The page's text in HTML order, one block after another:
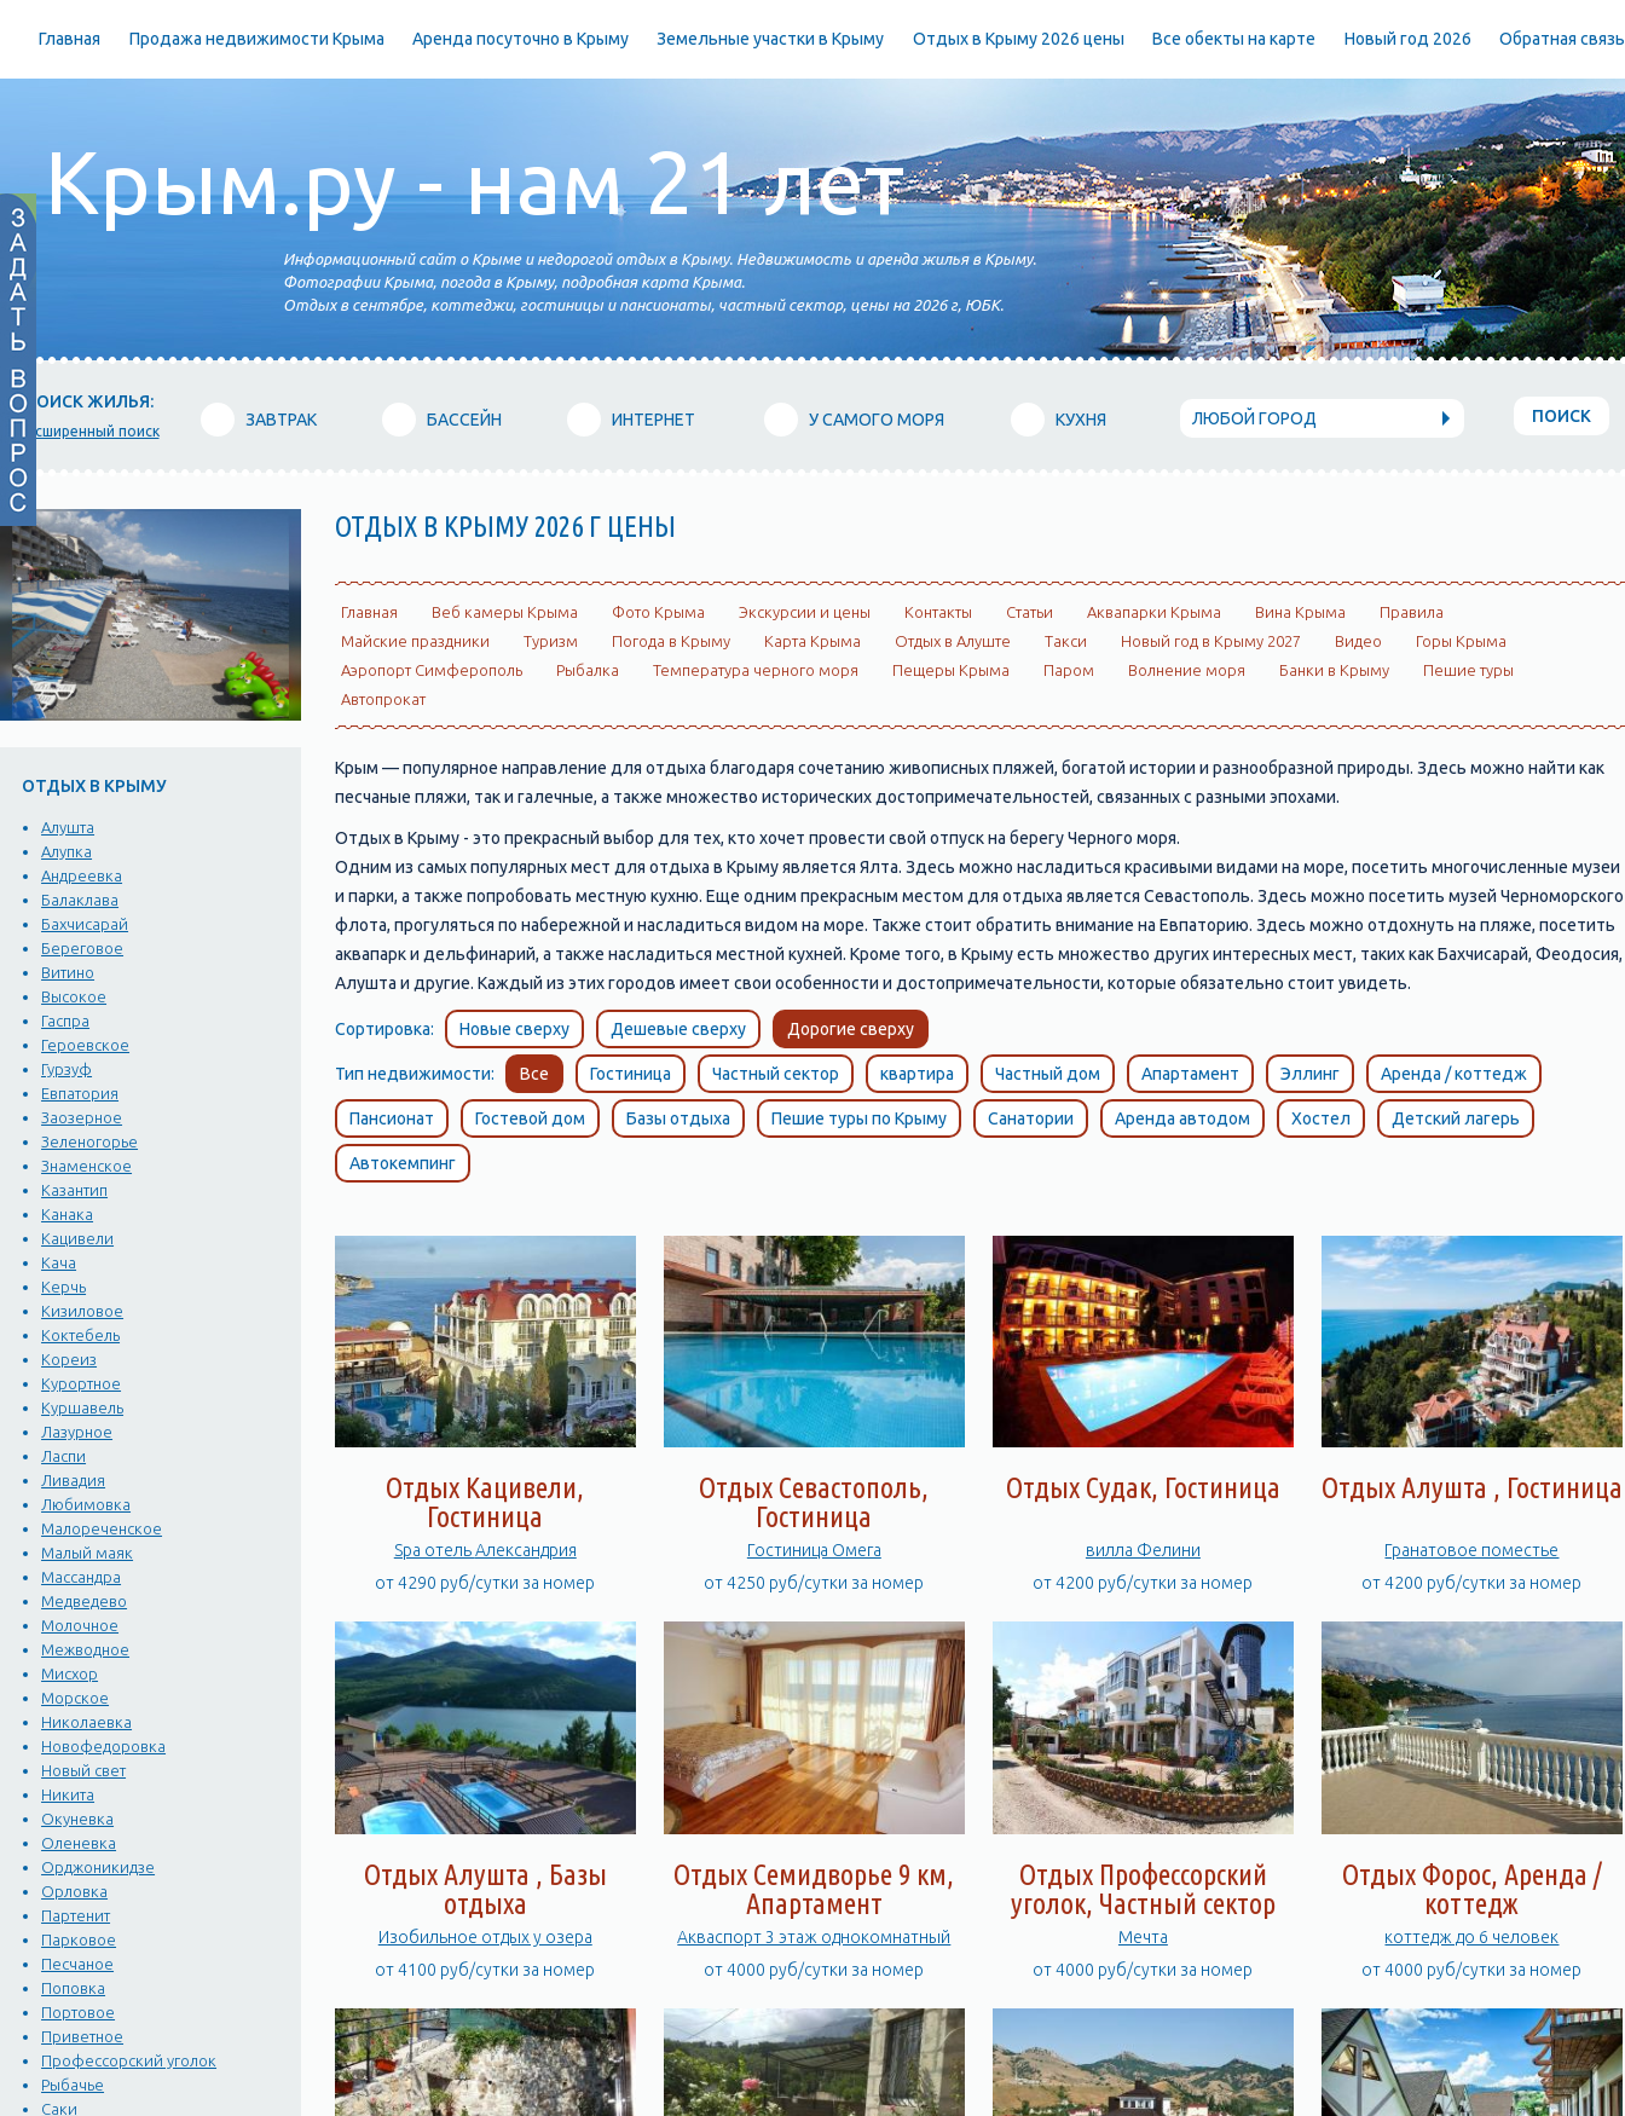
Главная Продажа недвижимости Крыма Аренда посуточно в Крыму Земельные участки в Крыму Отдых в Крыму 2026 цены Все обекты на карте Новый год 2026 Обратная связь
Крым.ру - нам 21 лет
Информационный сайт о Крыме и недорогой отдых в Крыму. Недвижимость и аренда жилья в Крыму.
Фотографии Крыма, погода в Крыму, подробная карта Крыма.
Отдых в сентябре, коттеджи, гостиницы и пансионаты, частный сектор, цены на 2026 г, ЮБК.
ПОИСК ЖИЛЬЯ:
расширенный поиск
ЗАВТРАК БАССЕЙН ИНТЕРНЕТ У САМОГО МОРЯ КУХНЯ ЛЮБОЙ ГОРОД ПОИСК
ОТДЫХ В КРЫМУ
Алушта
Алупка
Андреевка
Балаклава
Бахчисарай
Береговое
Витино
Высокое
Гаспра
Героевское
Гурзуф
Евпатория
Заозерное
Зеленогорье
Знаменское
Казантип
Канака
Кацивели
Кача
Керчь
Кизиловое
Коктебель
Кореиз
Курортное
Куршавель
Лазурное
Ласпи
Ливадия
Любимовка
Малореченское
Малый маяк
Массандра
Медведево
Молочное
Межводное
Мисхор
Морское
Николаевка
Новофедоровка
Новый свет
Никита
Окуневка
Оленевка
Орджоникидзе
Орловка
Партенит
Парковое
Песчаное
Поповка
Портовое
Приветное
Профессорский уголок
Рыбачье
Саки
ОТДЫХ В КРЫМУ 2026 Г ЦЕНЫ
Главная Веб камеры Крыма Фото Крыма Экскурсии и цены Контакты Статьи Аквапарки Крыма Вина Крыма
Правила
Майские праздники
Туризм Погода в Крыму Карта Крыма Отдых в Алуште Такси Новый год в Крыму 2027 Видео
Горы Крыма
Аэропорт Симферополь
Рыбалка Температура черного моря Пещеры Крыма Паром Волнение моря Банки в Крыму
Пешие туры
Автопрокат
Крым — популярное направление для отдыха благодаря сочетанию живописных пляжей, богатой истории и разнообразной природы. Здесь можно найти как
песчаные пляжи, так и галечные, а также множество исторических достопримечательностей, связанных с разными эпохами.
Отдых в Крыму - это прекрасный выбор для тех, кто хочет провести свой отпуск на берегу Черного моря.
Одним из самых популярных мест для отдыха в Крыму является Ялта. Здесь можно насладиться красивыми видами на море, посетить многочисленные музеи
и парки, а также попробовать местную кухню. Еще одним прекрасным местом для отдыха является Севастополь. Здесь можно посетить музей Черноморского
флота, прогуляться по набережной и насладиться видом на море. Также стоит обратить внимание на Евпаторию. Здесь можно отдохнуть на пляже, посетить
аквапарк и дельфинарий, а также насладиться местной кухней. Кроме того, в Крыму есть множество других интересных мест, таких как Бахчисарай, Феодосия,
Алушта и другие. Каждый из этих городов имеет свои особенности и достопримечательности, которые обязательно стоит увидеть.
Сортировка: Новые сверху Дешевые сверху Дорогие сверху
Тип недвижимости: Все Гостиница Частный сектор квартира Частный дом Апартамент Эллинг Аренда / коттедж
Пансионат Гостевой дом Базы отдыха Пешие туры по Крыму Санатории Аренда автодом Хостел Детский лагерь
Автокемпинг
Отдых Кацивели,
Гостиница
Spa отель Александрия
от 4290 руб/сутки за номер
Отдых Севастополь,
Гостиница
Гостиница Омега
от 4250 руб/сутки за номер
Отдых Судак, Гостиница
вилла Фелини
от 4200 руб/сутки за номер
Отдых Алушта , Гостиница
Гранатовое поместье
от 4200 руб/сутки за номер
Отдых Алушта , Базы
отдыха
Изобильное отдых у озера
от 4100 руб/сутки за номер
Отдых Семидворье 9 км,
Апартамент
Акваспорт 3 этаж однокомнатный
от 4000 руб/сутки за номер
Отдых Профессорский
уголок, Частный сектор
Мечта
от 4000 руб/сутки за номер
Отдых Форос, Аренда /
коттедж
коттедж до 6 человек
от 4000 руб/сутки за номер